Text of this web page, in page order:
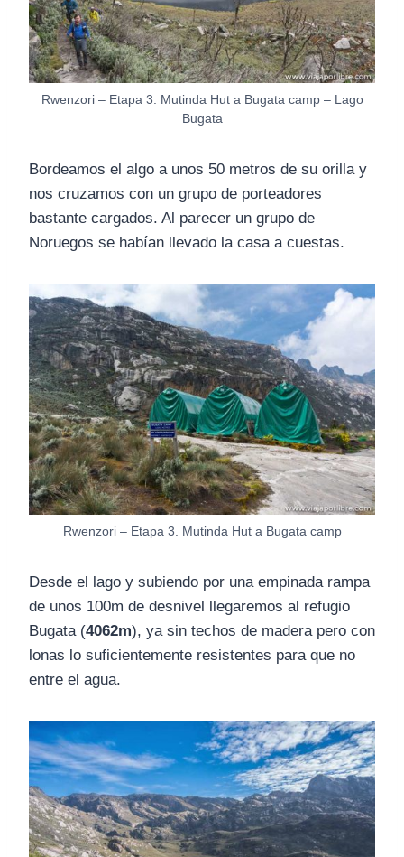
Rwenzori – Etapa 3. Mutinda Hut a Bugata camp – Lago
Bugata
Bordeamos el algo a unos 50 metros de su orilla y
nos cruzamos con un grupo de porteadores
bastante cargados. Al parecer un grupo de
Noruegos se habían llevado la casa a cuestas.
Rwenzori – Etapa 3. Mutinda Hut a Bugata camp
Desde el lago y subiendo por una empinada rampa
de unos 100m de desnivel llegaremos al refugio
Bugata (4062m), ya sin techos de madera pero con
lonas lo suficientemente resistentes para que no
entre el agua.